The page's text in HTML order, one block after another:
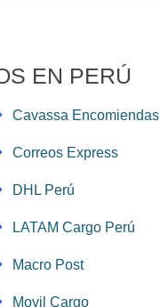
EN PERÚ
Cavassa Encomiendas
Correos Express
DHL Perú
LATAM Cargo Perú
Macro Post
Movil Cargo